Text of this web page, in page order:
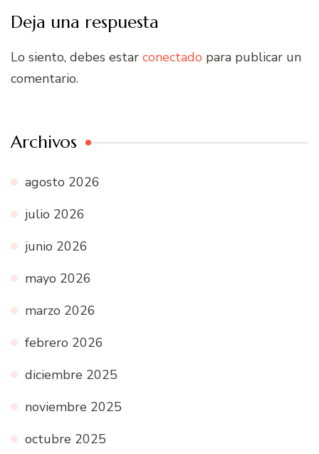
Deja una respuesta
Lo siento, debes estar conectado para publicar un
comentario.
Archivos
agosto 2026
julio 2026
junio 2026
mayo 2026
marzo 2026
febrero 2026
diciembre 2025
noviembre 2025
octubre 2025